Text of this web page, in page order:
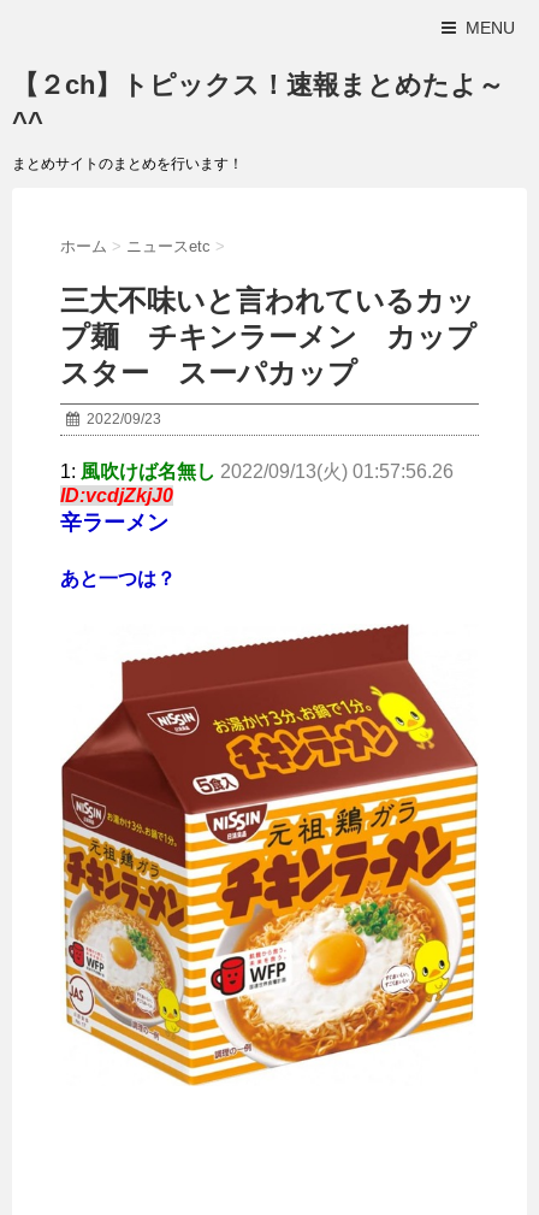
MENU
【２ch】トピックス！速報まとめたよ～
^^
まとめサイトのまとめを行います！
ホーム > ニュースetc >
三大不味いと言われているカッ
プ麺 チキンラーメン カップ
スター スーパカップ
2022/09/23
1: 風吹けば名無し 2022/09/13(火) 01:57:56.26
ID:vcdjZkjJ0
辛ラーメン
あと一つは？